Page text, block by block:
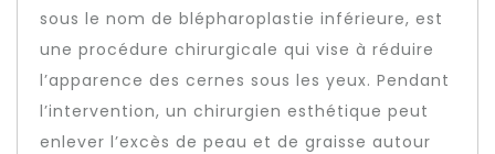
sous le nom de blépharoplastie inférieure, est
une procédure chirurgicale qui vise à réduire
l’apparence des cernes sous les yeux. Pendant
l’intervention, un chirurgien esthétique peut
enlever l’excès de peau et de graisse autour